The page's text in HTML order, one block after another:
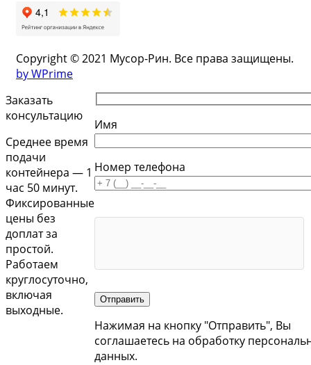
Copyright © 2021 Мусор-Рин. Все права защищены.
by WPrime
Заказать
консультацию
Среднее время
подачи
контейнера — 1
час 50 минут.
Фиксированные
цены без
доплат за
простой.
Работаем
круглосуточно,
включая
выходные.
Имя
Номер телефона
Отправить
Нажимая на кнопку "Отправить", Вы
соглашаетесь на обработку
данных.